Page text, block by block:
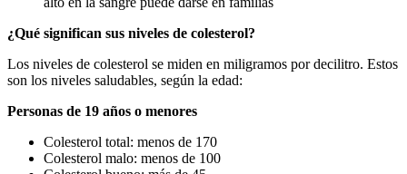
¿Qué significan sus niveles de colesterol?
Los niveles de colesterol se miden en miligramos por decilitro. Estos
son los niveles saludables, según la edad:
Personas de 19 años o menores
Colesterol total: menos de 170
Colesterol malo: menos de 100